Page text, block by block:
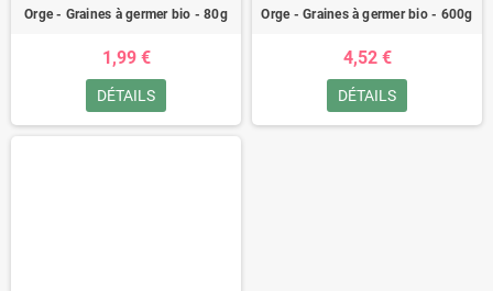
Orge - Graines à germer bio - 80g
1,99 €
DÉTAILS
Orge - Graines à germer bio - 600g
4,52 €
DÉTAILS